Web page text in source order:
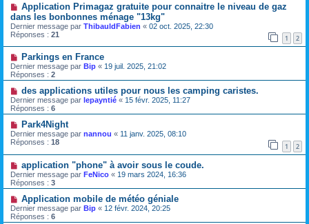
Application Primagaz gratuite pour connaitre le niveau de gaz
dans les bonbonnes ménage "13kg"
Dernier message par ThibauldFabien « 02 oct. 2025, 22:30
Réponses : 21 1 2
Parkings en France
Dernier message par Bip « 19 juil. 2025, 21:02
Réponses : 2
des applications utiles pour nous les camping caristes.
Dernier message par lepayntié « 15 févr. 2025, 11:27
Réponses : 6
Park4Night
Dernier message par nannou « 11 janv. 2025, 08:10
Réponses : 18 1 2
application "phone" à avoir sous le coude.
Dernier message par FeNico « 19 mars 2024, 16:36
Réponses : 3
Application mobile de météo géniale
Dernier message par Bip « 12 févr. 2024, 20:25
Réponses : 6